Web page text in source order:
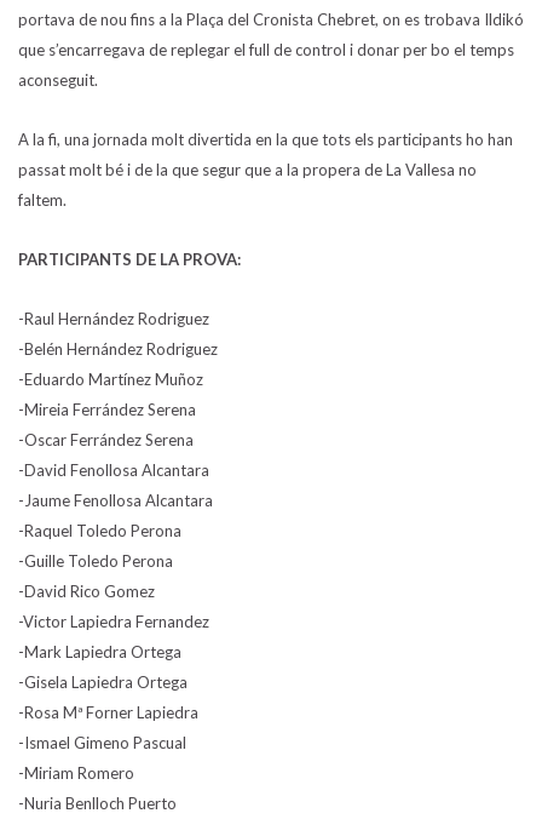
portava de nou fins a la Plaça del Cronista Chebret, on es trobava Ildikó
que s’encarregava de replegar el full de control i donar per bo el temps
aconseguit.
A la fi, una jornada molt divertida en la que tots els participants ho han
passat molt bé i de la que segur que a la propera de La Vallesa no
faltem.
PARTICIPANTS DE LA PROVA:
-Raul Hernández Rodriguez
-Belén Hernández Rodriguez
-Eduardo Martínez Muñoz
-Mireia Ferrández Serena
-Oscar Ferrández Serena
-David Fenollosa Alcantara
-Jaume Fenollosa Alcantara
-Raquel Toledo Perona
-Guille Toledo Perona
-David Rico Gomez
-Victor Lapiedra Fernandez
-Mark Lapiedra Ortega
-Gisela Lapiedra Ortega
-Rosa Mª Forner Lapiedra
-Ismael Gimeno Pascual
-Miriam Romero
-Nuria Benlloch Puerto